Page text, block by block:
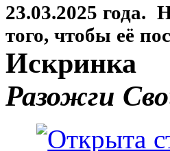
23.03.2025 года.
того, чтобы её
Искринка
Разожги